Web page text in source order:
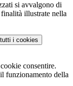
si avvalgono di
illustrate nella
i cookies
consentire.
funzionamento della